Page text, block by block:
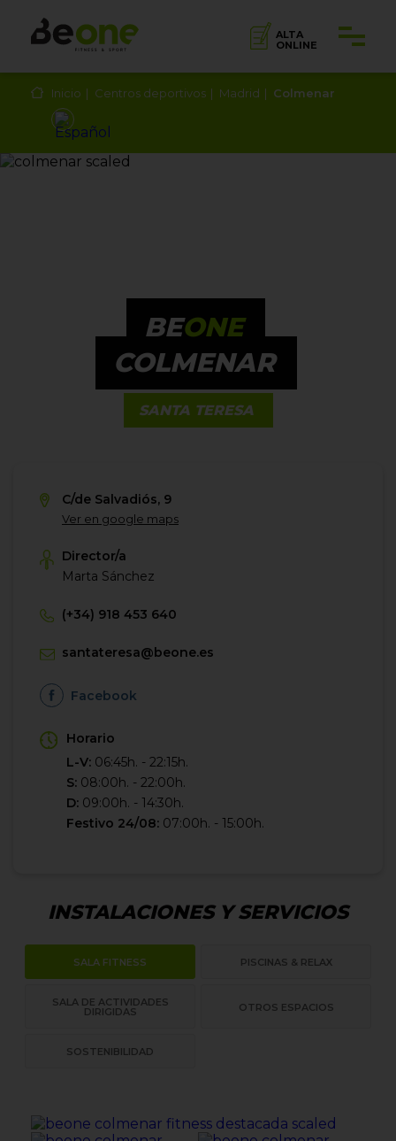
ALTA
ONLINE
Inicio Centros deportivos Madrid Colmenar
BEONE
COLMENAR
SANTA TERESA
C/de Salvadiós, 9
Ver en google maps
Director/a
Marta Sánchez
(+34) 918 453 640
santateresa@beone.es
Facebook
Horario
L-V: 06:45h. - 22:15h.
S: 08:00h. - 22:00h.
D: 09:00h. - 14:30h.
Festivo 24/08: 07:00h. - 15:00h.
INSTALACIONES Y SERVICIOS
SALA FITNESS PISCINAS & RELAX
SALA DE ACTIVIDADES
DIRIGIDAS OTROS ESPACIOS
SOSTENIBILIDAD